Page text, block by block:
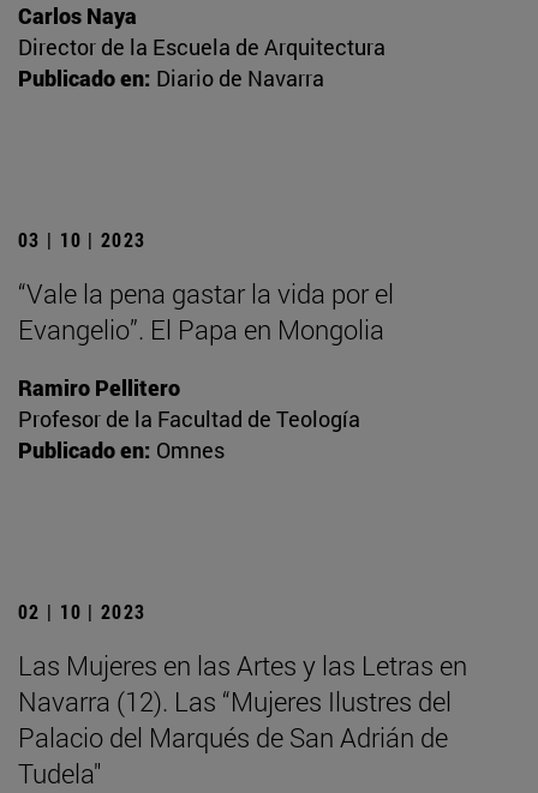
Carlos Naya
Director de la Escuela de Arquitectura
Publicado en: Diario de Navarra
03 | 10 | 2023
“Vale la pena gastar la vida por el
Evangelio”. El Papa en Mongolia
Ramiro Pellitero
Profesor de la Facultad de Teología
Publicado en: Omnes
02 | 10 | 2023
Las Mujeres en las Artes y las Letras en
Navarra (12). Las “Mujeres Ilustres del
Palacio del Marqués de San Adrián de
Tudela"